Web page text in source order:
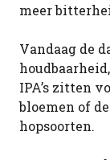
meer
Vandaag de
IPA’s zitten
bloemen of
hopsoorten.